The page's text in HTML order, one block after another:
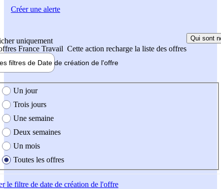
uniquement
France Travail Cette action recharge la liste des offres
Qui sont
filtres de Date de création de l'offre
création de l'offre
Un jour
Trois jours
Une semaine
Deux semaines
Un mois
Toutes les offres
le filtre de date de création de l'offre
Créer une alerte